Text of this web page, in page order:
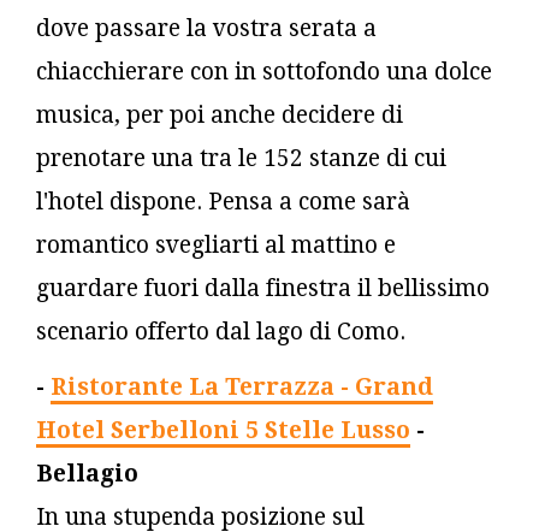
dove passare la vostra serata a
chiacchierare con in sottofondo una dolce
musica, per poi anche decidere di
prenotare una tra le 152 stanze di cui
l'hotel dispone. Pensa a come sarà
romantico svegliarti al mattino e
guardare fuori dalla finestra il bellissimo
scenario offerto dal lago di Como.
- Ristorante La Terrazza - Grand
Hotel Serbelloni 5 Stelle Lusso -
Bellagio
In una stupenda posizione sul